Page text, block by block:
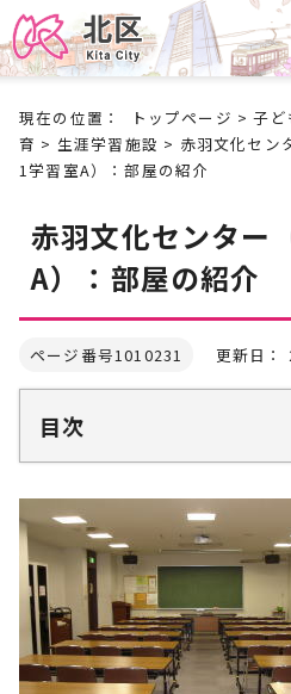
現在の位置： トップページ >子ど
育 > 生涯学習施設 > 赤羽文化セン
1学習室A）：部屋の紹介
赤羽文化センター
A）：部屋の紹介
ページ番号1010231 更新日：
目次